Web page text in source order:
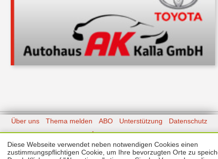
Kontakt
Über uns Thema melden ABO Unterstützung
Datenschutz
Impressum
🌙 Dark Mode
Copyright © 2026 |Prinzmediaconcept.de
Diese Webseite verwendet neben notwendigen Cookies einen
zustimmungspflichtigen Cookie, um Ihre bevorzugten Orte zu